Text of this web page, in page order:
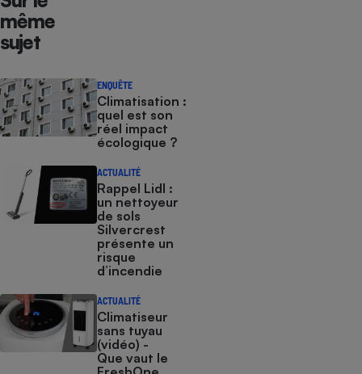
même
sujet
ENQUÊTE
Climatisation :
quel est son
réel impact
écologique ?
ACTUALITÉ
Rappel Lidl :
un nettoyeur
de sols
Silvercrest
présente un
risque
d’incendie
ACTUALITÉ
Climatiseur
sans tuyau
(vidéo) -
Que vaut le